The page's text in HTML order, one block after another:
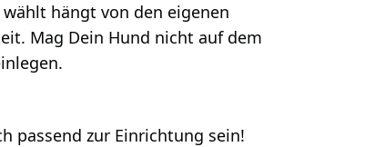
wählt hängt von den eigenen
Mag Dein Hund nicht auf dem
passend zur Einrichtung sein!